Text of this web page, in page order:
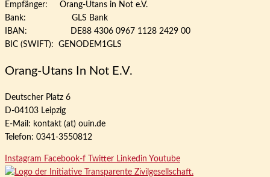
Empfänger: Orang-Utans in Not e.V.
Bank: GLS Bank
IBAN: DE88 4306 0967 1128 2429 00
BIC (SWIFT): GENODEM1GLS
Orang-Utans In Not E.V.
Deutscher Platz 6
D-04103 Leipzig
E-Mail: kontakt (at) ouin.de
Telefon: 0341-3550812
Instagram Facebook-f Twitter Linkedin Youtube